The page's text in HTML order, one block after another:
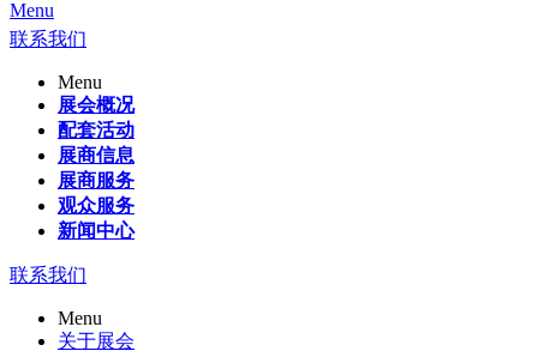
Menu
联系我们
Menu
展会概况
配套活动
展商信息
展商服务
观众服务
新闻中心
联系我们
Menu
关于展会